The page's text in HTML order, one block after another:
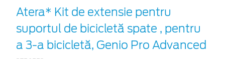
Atera* Kit de extensie pentru
suportul de bicicletă spate , pentru
a 3-a bicicletă, Genio Pro Advanced